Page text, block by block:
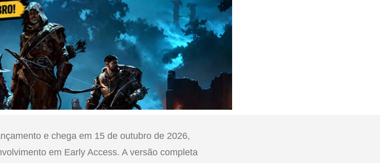
e chega em 15 de outubro de 2026,
em Early Access. A versão completa